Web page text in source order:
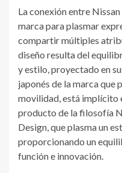
La conexión entre
marca para plasmar
compartir múltiples
diseño resulta del
y estilo, proyectado en
japonés de la marca que
movilidad, está implícito
producto de la filosofía
Design, que plasma un
proporcionando un
función e innovación.